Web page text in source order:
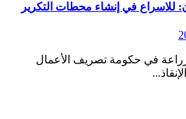
للاسراع في إنشاء محطات التكرير